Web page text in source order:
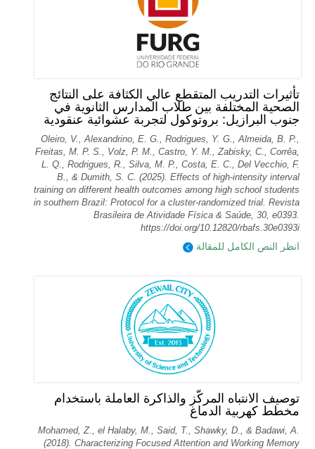
تأثيرات التدريب المتقطع عالي الكثافة على النتائج
الصحية المختلفة بين طلاب المدارس الثانوية في
جنوب البرازيل: بروتوكول لتجربة عشوائية عنقودية
Oleiro, V., Alexandrino, E. G., Rodrigues, Y. G., Almeida, B. P.,
Freitas, M. P. S., Volz, P. M., Castro, Y. M., Zabisky, C., Corrêa,
L. Q., Rodrigues, R., Silva, M. P., Costa, E. C., Del Vecchio, F.
B., & Dumith, S. C. (2025). Effects of high-intensity interval
training on different health outcomes among high school students
in southern Brazil: Protocol for a cluster-randomized trial. Revista
Brasileira de Atividade Física & Saúde, 30, e0393.
https://doi.org/10.12820/rbafs.30e0393i
انظر النص الكامل للمقالة
توصيف الانتباه المركّز والذاكرة العاملة باستخدام
مخطط كهربية الدماغ
Mohamed, Z., el Halaby, M., Said, T., Shawky, D., & Badawi, A.
(2018). Characterizing Focused Attention and Working Memory